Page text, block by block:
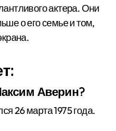
актера. Они
о его семье и том,
Аверин?
26 марта 1975 года.